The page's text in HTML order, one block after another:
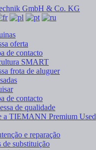
oferta
de contacto
SMART
frota de aluguer
de contacto
de qualidade
a TIEMANN Premium Used
e reparação
de substituição